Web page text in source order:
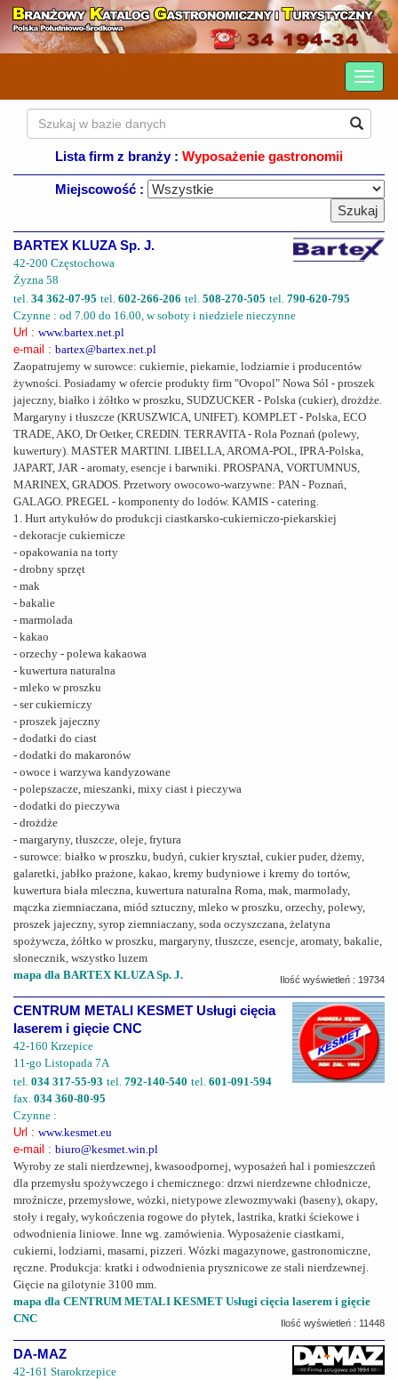
Lista firm z branży : Wyposażenie gastronomii
Miejscowość :
BARTEX KLUZA Sp. J.
42-200 Częstochowa
Żyzna 58
tel. 34 362-07-95 tel. 602-266-206 tel. 508-270-505 tel. 790-620-795
Czynne : od 7.00 do 16.00, w soboty i niedziele nieczynne
Url : www.bartex.net.pl
e-mail : bartex@bartex.net.pl
Zaopatrujemy w surowce: cukiernie, piekarnie, lodziarnie i producentów
żywności. Posiadamy w ofercie produkty firm "Ovopol" Nowa Sól - proszek
jajeczny, białko i żółtko w proszku, SUDZUCKER - Polska (cukier), drożdże.
Margaryny i tłuszcze (KRUSZWICA, UNIFET). KOMPLET - Polska, ECO
TRADE, AKO, Dr Oetker, CREDIN. TERRAVITA - Rola Poznań (polewy,
kuwertury). MASTER MARTINI. LIBELLA, AROMA-POL, IPRA-Polska,
JAPART, JAR - aromaty, esencje i barwniki. PROSPANA, VORTUMNUS,
MARINEX, GRADOS. Przetwory owocowo-warzywne: PAN - Poznań,
GALAGO. PREGEL - komponenty do lodów. KAMIS - catering.
1. Hurt artykułów do produkcji ciastkarsko-cukierniczo-piekarskiej
- dekoracje cukiernicze
- opakowania na torty
- drobny sprzęt
- mak
- bakalie
- marmolada
- kakao
- orzechy - polewa kakaowa
- kuwertura naturalna
- mleko w proszku
- ser cukierniczy
- proszek jajeczny
- dodatki do ciast
- dodatki do makaronów
- owoce i warzywa kandyzowane
- polepszacze, mieszanki, mixy ciast i pieczywa
- dodatki do pieczywa
- drożdże
- margaryny, tłuszcze, oleje, frytura
- surowce: białko w proszku, budyń, cukier kryształ, cukier puder, dżemy,
galaretki, jabłko prażone, kakao, kremy budyniowe i kremy do tortów,
kuwertura biała mleczna, kuwertura naturalna Roma, mak, marmolady,
mączka ziemniaczana, miód sztuczny, mleko w proszku, orzechy, polewy,
proszek jajeczny, syrop ziemniaczany, soda oczyszczana, żelatyna
spożywcza, żółtko w proszku, margaryny, tłuszcze, esencje, aromaty, bakalie,
słonecznik, wszystko luzem
mapa dla BARTEX KLUZA Sp. J.
Ilość wyświetleń : 19734
CENTRUM METALI KESMET Usługi cięcia
laserem i gięcie CNC
42-160 Krzepice
11-go Listopada 7A
tel. 034 317-55-93 tel. 792-140-540 tel. 601-091-594
fax. 034 360-80-95
Czynne :
Url : www.kesmet.eu
e-mail : biuro@kesmet.win.pl
Wyroby ze stali nierdzewnej, kwasoodpornej, wyposażeń hal i pomieszczeń
dla przemysłu spożywczego i chemicznego: drzwi nierdzewne chłodnicze,
mroźnicze, przemysłowe, wózki, nietypowe zlewozmywaki (baseny), okapy,
stoły i regały, wykończenia rogowe do płytek, lastrika, kratki ściekowe i
odwodnienia liniowe. Inne wg. zamówienia. Wyposażenie ciastkarni,
cukierni, lodziarni, masarni, pizzeri. Wózki magazynowe, gastronomiczne,
ręczne. Produkcja: kratki i odwodnienia prysznicowe ze stali nierdzewnej.
Gięcie na gilotynie 3100 mm.
mapa dla CENTRUM METALI KESMET Usługi cięcia laserem i gięcie
CNC
Ilość wyświetleń : 11448
DA-MAZ
42-161 Starokrzepice